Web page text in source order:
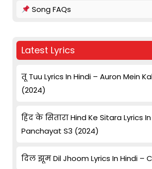
Song FAQs
Latest Lyrics
तू Tuu Lyrics In Hindi – Auron Mein
(2024)
हिंद के सितारा Hind Ke Sitara Lyrics
Panchayat S3 (2024)
दिल झूम Dil Jhoom Lyrics In Hindi –